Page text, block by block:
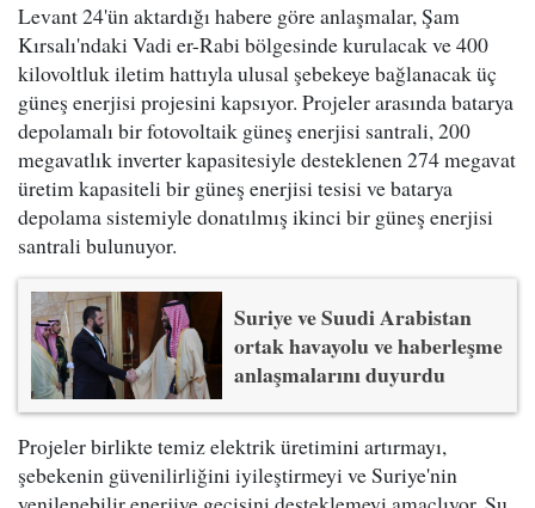
Levant 24'ün aktardığı habere göre anlaşmalar, Şam
Kırsalı'ndaki Vadi er-Rabi bölgesinde kurulacak ve 400
kilovoltluk iletim hattıyla ulusal şebekeye bağlanacak üç
güneş enerjisi projesini kapsıyor. Projeler arasında batarya
depolamalı bir fotovoltaik güneş enerjisi santrali, 200
megavatlık inverter kapasitesiyle desteklenen 274 megavat
üretim kapasiteli bir güneş enerjisi tesisi ve batarya
depolama sistemiyle donatılmış ikinci bir güneş enerjisi
santrali bulunuyor.
Suriye ve Suudi Arabistan
ortak havayolu ve haberleşme
anlaşmalarını duyurdu
Projeler birlikte temiz elektrik üretimini artırmayı,
şebekenin güvenilirliğini iyileştirmeyi ve Suriye'nin